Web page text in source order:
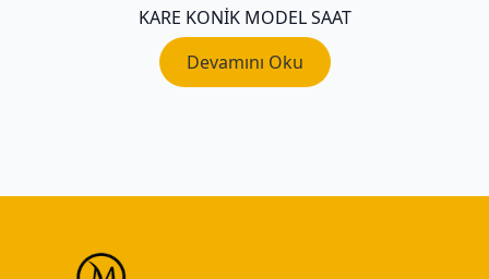
KARE KONIK MODEL SAAT
Devamını Oku